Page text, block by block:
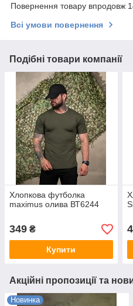
Повернення товару впродовж
Всі умови повернення
Подібні товари компанії
Хлопкова футболка
maximus олива ВТ6244
349 ₴
Купити
Акційні пропозиції та
Новинка